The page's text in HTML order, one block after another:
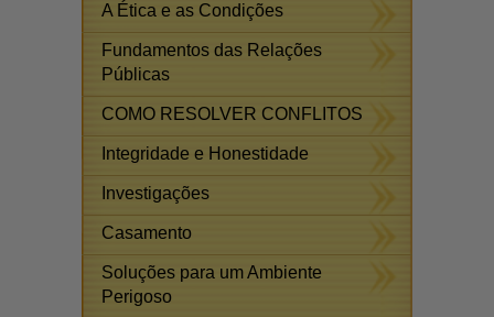
A Ética e as Condições
Fundamentos das Relações
Públicas
COMO RESOLVER CONFLITOS
Integridade e Honestidade
Investigações
Casamento
Soluções para um Ambiente
Perigoso